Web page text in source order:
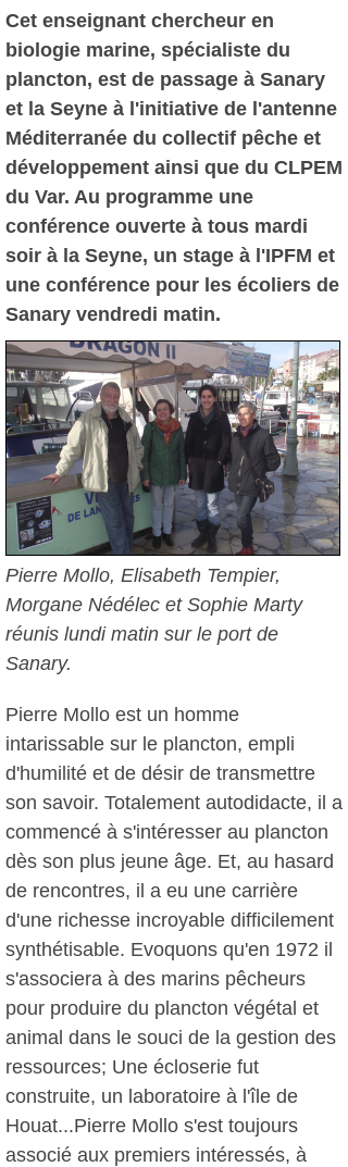
Cet enseignant chercheur en
biologie marine, spécialiste du
plancton, est de passage à Sanary
et la Seyne à l'initiative de l'antenne
Méditerranée du collectif pêche et
développement ainsi que du CLPEM
du Var. Au programme une
conférence ouverte à tous mardi
soir à la Seyne, un stage à l'IPFM et
une conférence pour les écoliers de
Sanary vendredi matin.
Pierre Mollo, Elisabeth Tempier,
Morgane Nédélec et Sophie Marty
réunis lundi matin sur le port de
Sanary.
Pierre Mollo est un homme
intarissable sur le plancton, empli
d'humilité et de désir de transmettre
son savoir. Totalement autodidacte, il a
commencé à s'intéresser au plancton
dès son plus jeune âge. Et, au hasard
de rencontres, il a eu une carrière
d'une richesse incroyable difficilement
synthétisable. Evoquons qu'en 1972 il
s'associera à des marins pêcheurs
pour produire du plancton végétal et
animal dans le souci de la gestion des
ressources; Une écloserie fut
construite, un laboratoire à l'île de
Houat...Pierre Mollo s'est toujours
associé aux premiers intéressés, à